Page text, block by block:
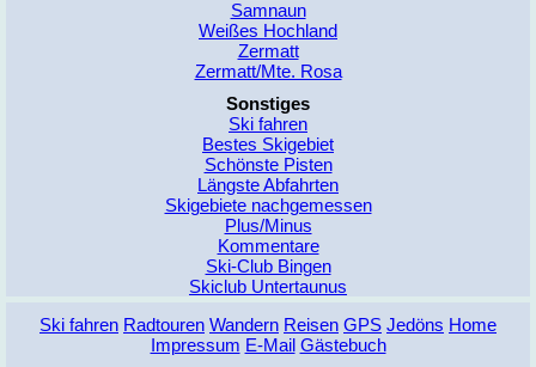
Samnaun
Weißes Hochland
Zermatt
Zermatt/Mte. Rosa
Sonstiges
Ski fahren
Bestes Skigebiet
Schönste Pisten
Längste Abfahrten
Skigebiete nachgemessen
Plus/Minus
Kommentare
Ski-Club Bingen
Skiclub Untertaunus
Ski fahren Radtouren Wandern Reisen GPS Jedöns Home
Impressum E-Mail Gästebuch